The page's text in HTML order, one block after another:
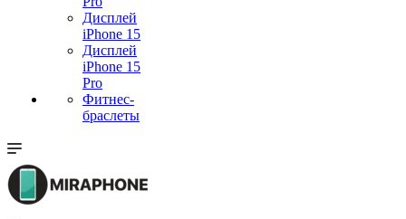
Дисплей
iPhone 15
Дисплей
iPhone 15
Pro
Фитнес-
браслеты